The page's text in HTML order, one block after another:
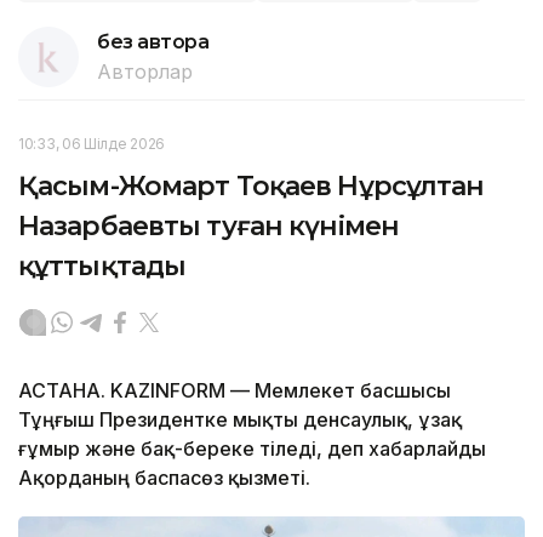
без автора
Авторлар
10:33, 06 Шілде 2026
Қасым-Жомарт Тоқаев Нұрсұлтан
Назарбаевты туған күнімен
құттықтады
АСТАНА. KAZINFORM — Мемлекет басшысы
Тұңғыш Президентке мықты денсаулық, ұзақ
ғұмыр және бақ-береке тіледі, деп хабарлайды
Ақорданың баспасөз қызметі.